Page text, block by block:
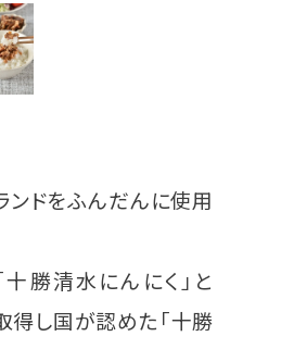
ドをふんだんに使用
勝清水にんにく」と
得し国が認めた「十勝